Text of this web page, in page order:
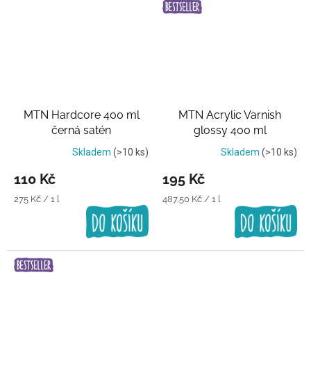
MTN Hardcore 400 ml
černá satén
Polomat/pololesk
Skladem (>10 ks)
110 Kč
Měrná
275 Kč / 1 l
MTN Acrylic Varnish
glossy 400 ml
Transparentní lak
Skladem (>10 ks)
195 Kč
Měrná
487,50 Kč / 1 l